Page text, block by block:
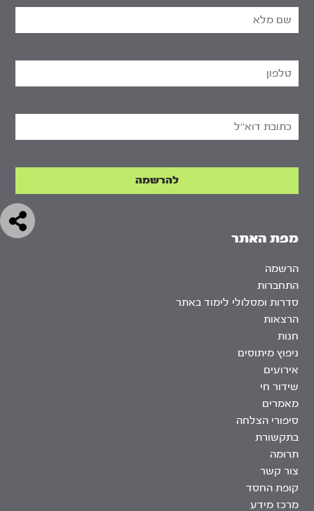
מפת האתר
הרשמה
התחברות
סדרות ומסלולי לימוד באתר
הרצאות
חנות
ניפוץ מיתוסים
אירועים
שידור חי
מאמרים
סיפורי הצלחה
בתקשורת
תרומה
צור קשר
קופת החסד
מרכז מידע